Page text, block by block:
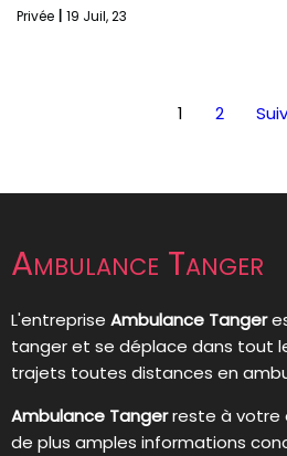
Privée
19 Juil, 23
1 2
Ambulance Tanger
L'entreprise Ambulance Tanger
tanger et se déplace dans tout
trajets toutes distances en
Ambulance Tangerreste à votre
de plus amples informations